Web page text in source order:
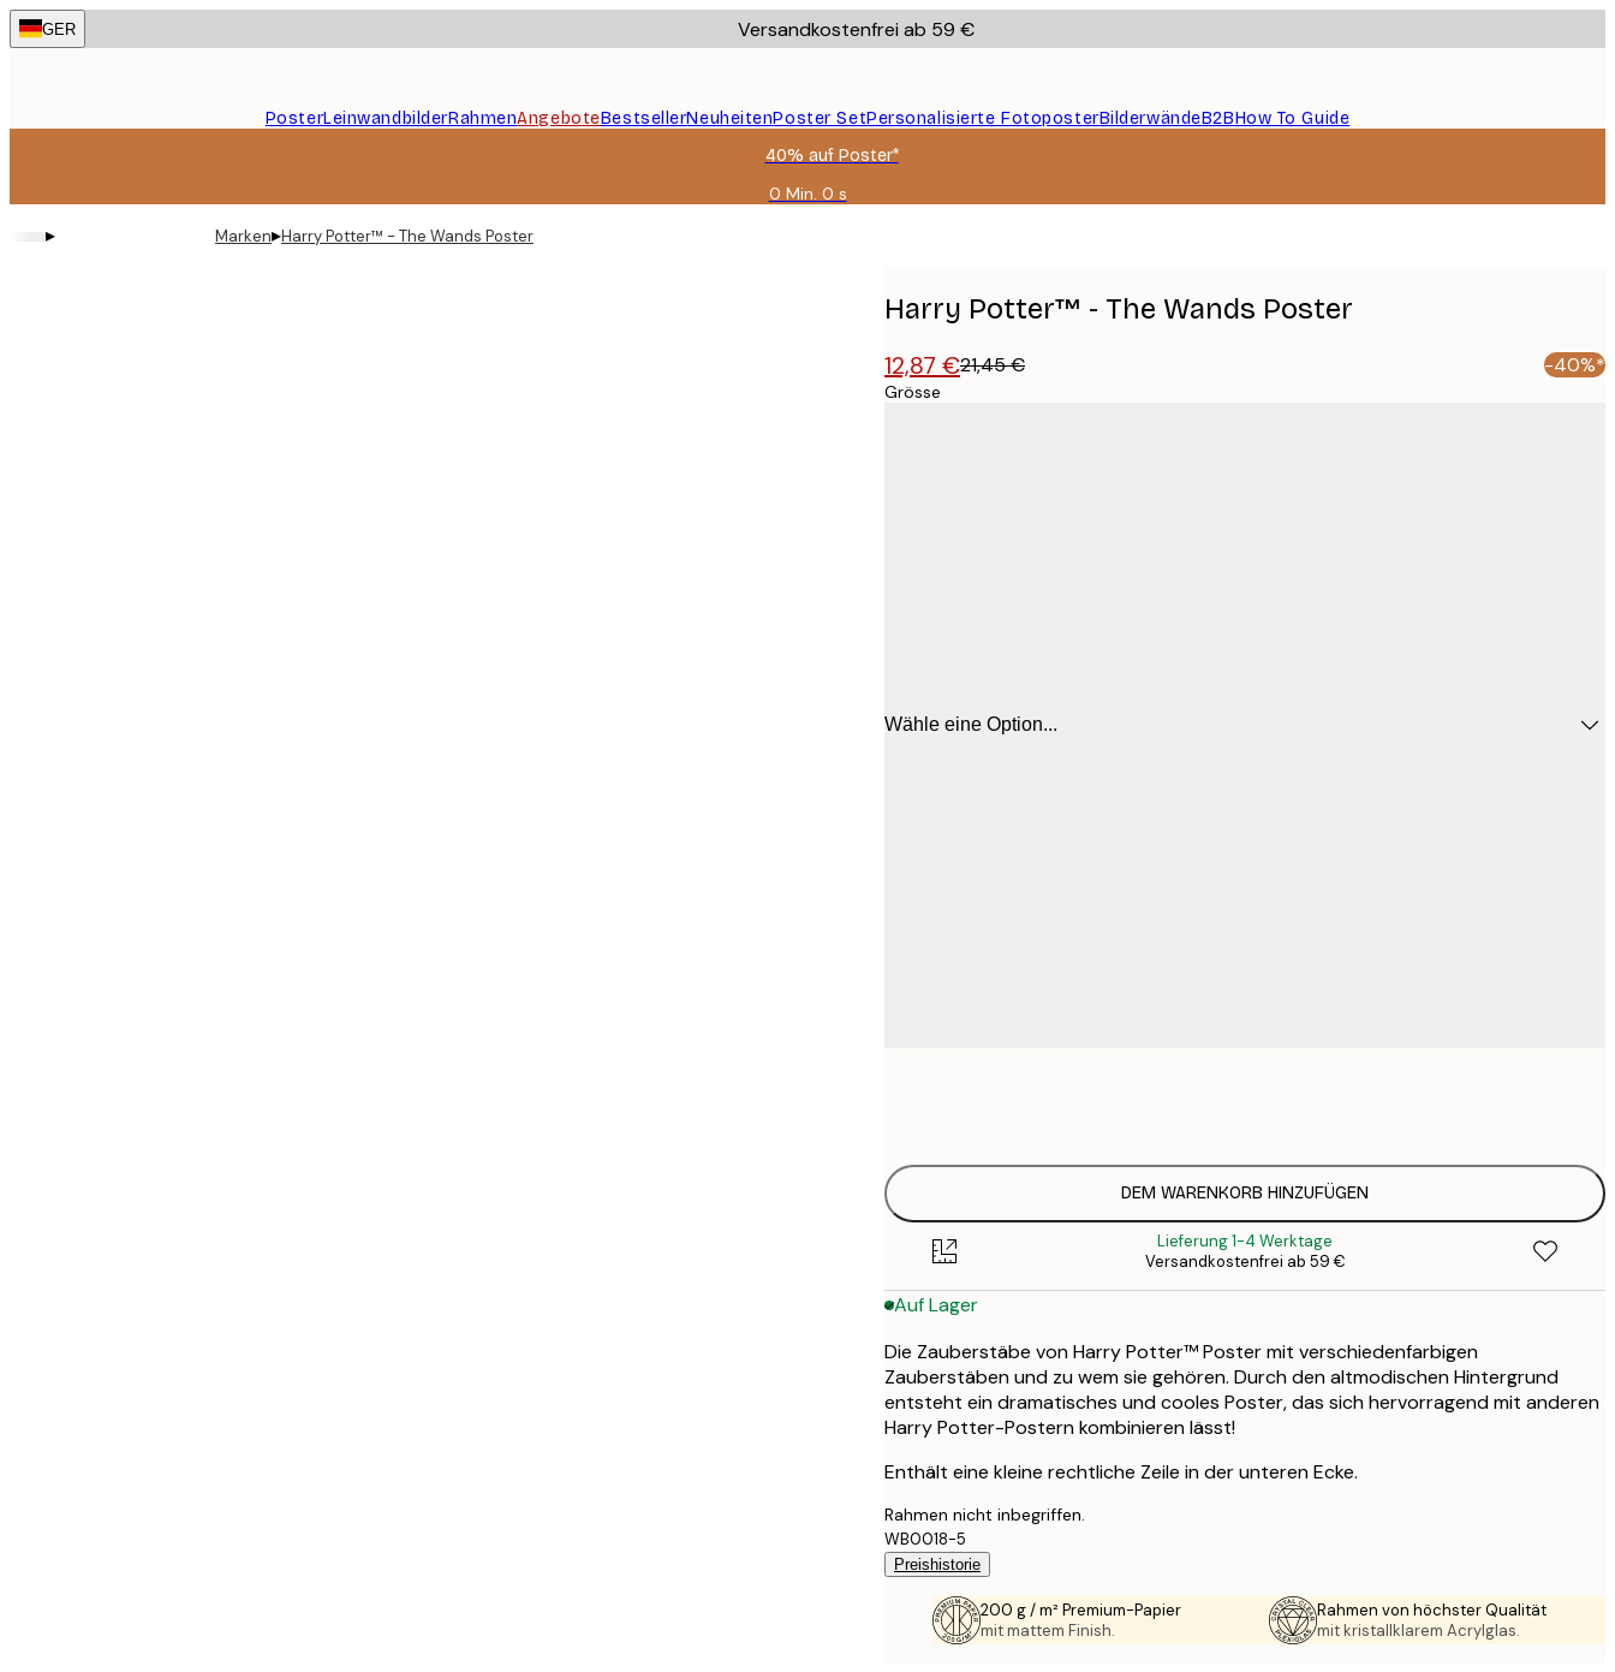
Skip
to
GER Versandkostenfrei ab 59 €
PosterLeinwandbilderRahmenAngeboteBestsellerNeuheitenPoster SetPersonalisierte FotoposterBilderwändeB2BHow To Guide
40% auf Poster*
0 Min. 0 s
Gültig
▸ Marken▸Harry Potter™ - The Wands Poster
Harry Potter™ - The Wands Poster
12,87 €21,45 € -40%*
Grösse
Wähle eine Option...
DEM WARENKORB HINZUFÜGEN
Lieferung 1-4 Werktage
Versandkostenfrei ab 59 €
Auf Lager
Die Zauberstäbe von Harry Potter™ Poster mit verschiedenfarbigen
Zauberstäben und zu wem sie gehören. Durch den altmodischen Hintergrund
entsteht ein dramatisches und cooles Poster, das sich hervorragend mit anderen
Harry Potter-Postern kombinieren lässt!
Enthält eine kleine rechtliche Zeile in der unteren Ecke.
Rahmen nicht inbegriffen.
WB0018-5
Preishistorie
200 g / m² Premium-Papier
mit mattem Finish.
Rahmen von höchster Qualität
mit kristallklarem Acrylglas.